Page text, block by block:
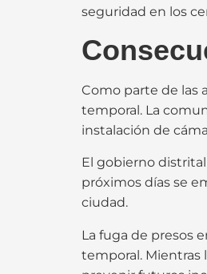
seguridad en los
Como parte de las
temporal. La
instalación de
El gobierno
próximos días se
ciudad.
La fuga de presos
temporal. Mientras